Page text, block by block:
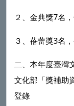
２、金典獎7名
３、蓓蕾獎3名
二、本年度臺灣
文化部「獎補助
登錄